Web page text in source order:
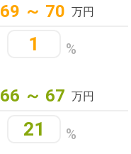
69 ～ 70 万円
%
1
66 ～ 67 万円
%
21